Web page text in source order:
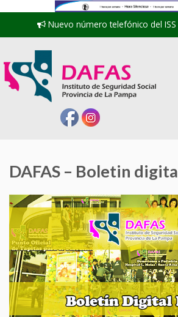
Nuevo número telefónico del ISS
DAFAS – Boletin